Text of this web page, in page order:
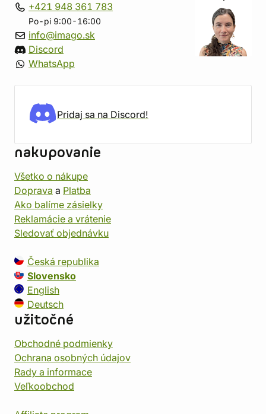
+421 948 361 783
Po-pi 9:00-16:00
info@imago.sk
Discord
WhatsApp
Pridaj sa na Discord!
nakupovanie
Všetko o nákupe
Doprava a Platba
Ako balíme zásielky
Reklamácie a vrátenie
Sledovať objednávku
Česká republika
Slovensko
English
Deutsch
užitočné
Obchodné podmienky
Ochrana osobných údajov
Rady a informace
Veľkoobchod